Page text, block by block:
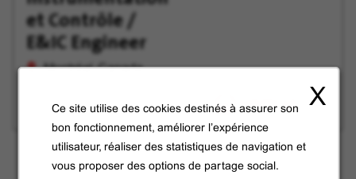
X
Ce site utilise des cookies destinés à assurer son
bon fonctionnement, améliorer l’expérience
utilisateur, réaliser des statistiques de navigation et
vous proposer des options de partage social.
et Contrôle /
E&IC Engineer
Montréal, Canada